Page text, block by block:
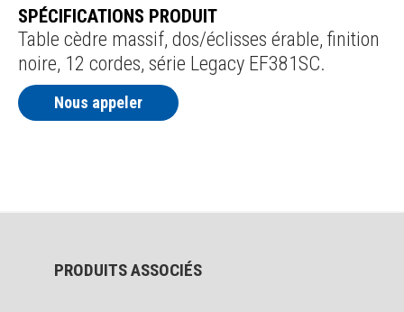
SPÉCIFICATIONS PRODUIT
Table cèdre massif, dos/éclisses érable, finition
noire, 12 cordes, série Legacy EF381SC.
Nous appeler
PRODUITS ASSOCIÉS